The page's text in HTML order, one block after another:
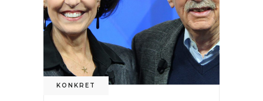
KONKRET